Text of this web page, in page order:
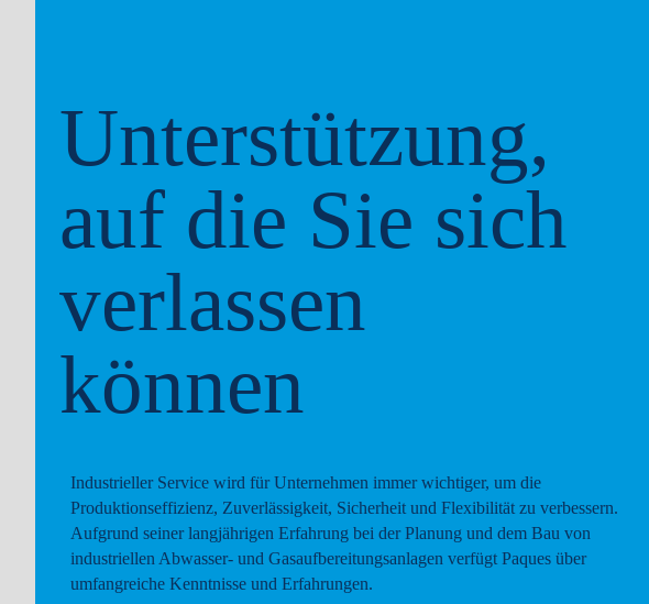
Unterstützung,
auf die Sie sich
verlassen
können
Industrieller Service wird für Unternehmen immer wichtiger, um die
Produktionseffizienz, Zuverlässigkeit, Sicherheit und Flexibilität zu verbessern.
Aufgrund seiner langjährigen Erfahrung bei der Planung und dem Bau von
industriellen Abwasser- und Gasaufbereitungsanlagen verfügt Paques über
umfangreiche Kenntnisse und Erfahrungen.